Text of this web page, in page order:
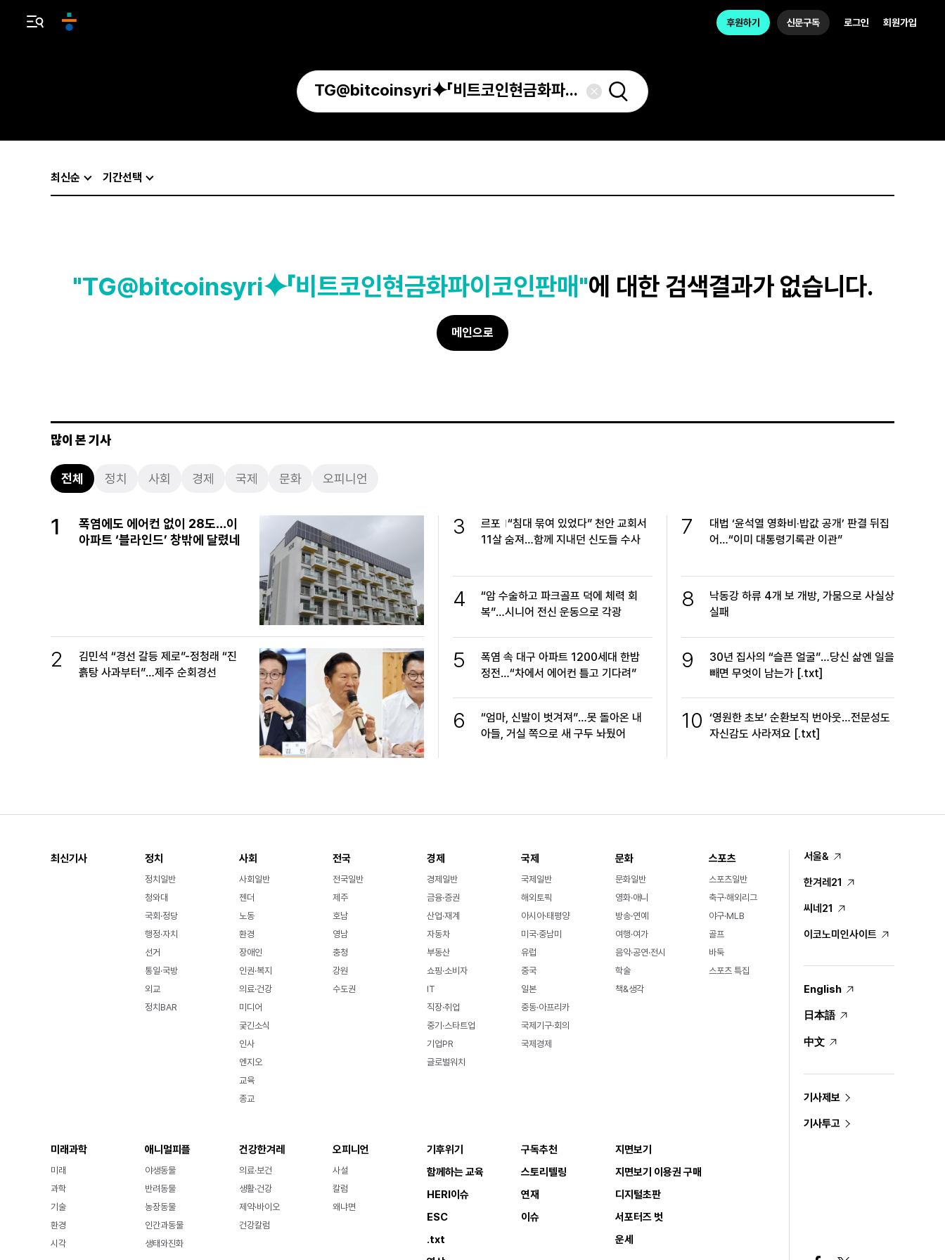
후원하기 신문구독 로그인 회원가입
최신순 기간선택
"TG@bitcoinsyri⯌「비트코인현금화파이코인판매"에 대한 검색결과가 없습니다.
메인으로
많이 본 기사
전체 정치 사회 경제 국제 문화 오피니언
1
폭염에도 에어컨 없이 28도…이
아파트 ‘블라인드’ 창밖에 달렸네
2
김민석 “경선 갈등 제로”-정청래 “진
흙탕 사과부터”…제주 순회경선
3 르포 “침대 묶여 있었다” 천안 교회서
11살 숨져…함께 지내던 신도들 수사
4
“암 수술하고 파크골프 덕에 체력 회
복”…시니어 전신 운동으로 각광
5
폭염 속 대구 아파트 1200세대 한밤
정전…“차에서 에어컨 틀고 기다려”
6
“엄마, 신발이 벗겨져”…못 돌아온 내
아들, 거실 쪽으로 새 구두 놔뒀어
7
대법 ‘윤석열 영화비·밥값 공개’ 판결 뒤집
어…“이미 대통령기록관 이관”
8
낙동강 하류 4개 보 개방, 가뭄으로 사실상
실패
9
30년 집사의 “슬픈 얼굴”…당신 삶엔 일을
빼면 무엇이 남는가 [.txt]
10 ‘영원한 초보’ 순환보직 번아웃…전문성도
자신감도 사라져요 [.txt]
최신기사 정치
정치일반
청와대
국회·정당
행정·자치
선거
통일·국방
외교
정치BAR
사회
사회일반
젠더
노동
환경
장애인
인권·복지
의료·건강
미디어
궂긴소식
인사
엔지오
교육
종교
전국
전국일반
제주
호남
영남
충청
강원
수도권
경제
경제일반
금융·증권
산업·재계
자동차
부동산
쇼핑·소비자
IT
직장·취업
중기·스타트업
기업PR
글로벌워치
국제
국제일반
해외토픽
아시아·태평양
미국·중남미
유럽
중국
일본
중동·아프리카
국제기구·회의
국제경제
문화
문화일반
영화·애니
방송·연예
여행·여가
음악·공연·전시
학술
책&생각
스포츠
스포츠일반
축구·해외리그
야구·MLB
골프
바둑
스포츠 특집
미래과학
미래
과학
기술
환경
시각
애니멀피플
야생동물
반려동물
농장동물
인간과동물
생태와진화
건강한겨레
의료·보건
생활·건강
제약·바이오
건강칼럼
오피니언
사설
칼럼
왜냐면
기후위기
함께하는 교육
HERI이슈
ESC
.txt
구독추천
스토리텔링
연재
이슈
지면보기
지면보기 이용권 구매
디지털초판
서포터즈 벗
운세
서울&
한겨레21
씨네21
이코노미인사이트
English
日本語
中文
기사제보
기사투고